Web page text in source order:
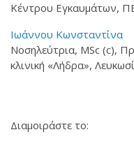
Κέντρου Εγκαυμάτων,
Ιωάννου Κωνσταντίνα
Νοσηλεύτρια, MSc (c),
κλινική «Λήδρα»,
Διαμοιράστε το: